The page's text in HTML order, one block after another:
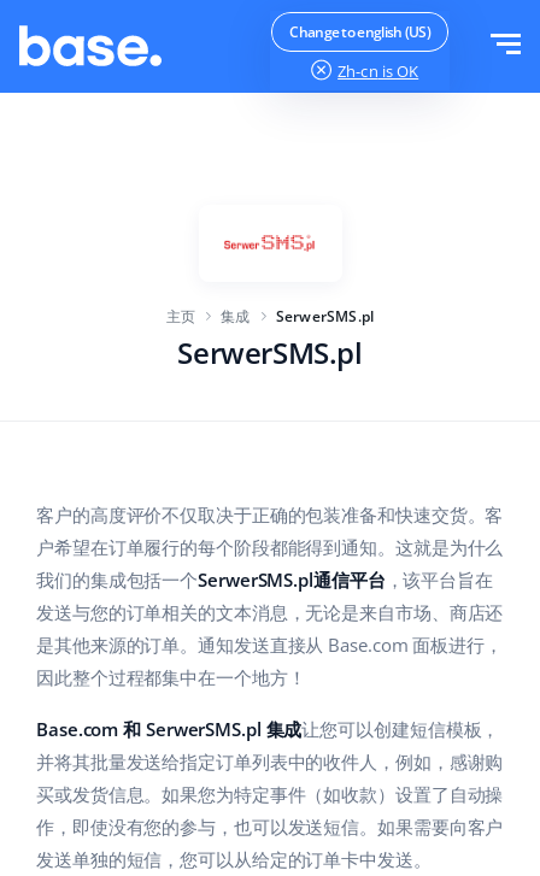
Change to english (US)
Zh-cn is OK
发货管理
Base Connect
用于电子商务的人工智能
Base Analytics
针对电子商务初创企业
家庭与花园
儿童产品
电子产品
汽车零部件
超市
健康与美容
帮助
学院
服务
其他
中文
english (US)
english (GB)
english (IN)
čeština
deutsch
Ελληνικά
登录
主页 集成 SerwerSMS.pl
SerwerSMS.pl
客户的高度评价不仅取决于正确的包装准备和快速交货。客
户希望在订单履行的每个阶段都能得到通知。这就是为什么
我们的集成包括一个SerwerSMS.pl通信平台 ，该平台旨在
发送与您的订单相关的文本消息，无论是来自市场、商店还
是其他来源的订单。通知发送直接从 Base.com 面板进行，
因此整个过程都集中在一个地方！
Base.com 和 SerwerSMS.pl 集成让您可以创建短信模板，
并将其批量发送给指定订单列表中的收件人，例如，感谢购
买或发货信息。如果您为特定事件（如收款）设置了自动操
作，即使没有您的参与，也可以发送短信。如果需要向客户
发送单独的短信，您可以从给定的订单卡中发送。